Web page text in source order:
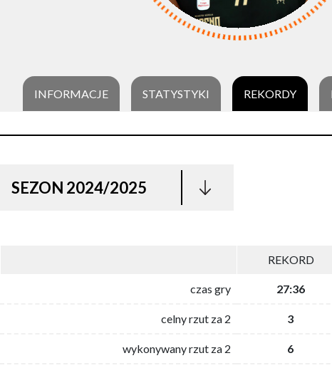
INFORMACJE STATYSTYKI REKORDY
SEZON 2024/2025
REKORD
czas gry 27:36
celny rzut za 2 3
wykonywany rzut za 2 6